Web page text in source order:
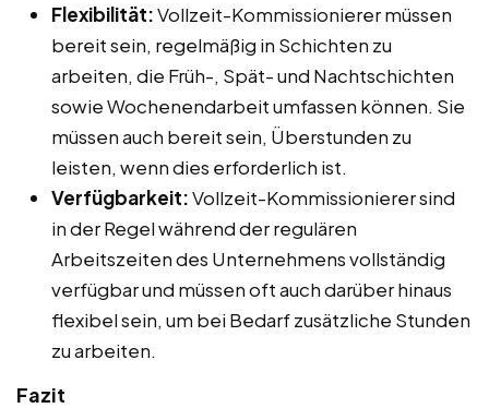
Flexibilität:Vollzeit-Kommissionierer müssen
bereit sein, regelmäßig in Schichten zu
arbeiten, die Früh-, Spät- und Nachtschichten
sowie Wochenendarbeit umfassen können. Sie
müssen auch bereit sein, Überstunden zu
leisten, wenn dies erforderlich ist.
Verfügbarkeit:Vollzeit-Kommissionierer sind
in der Regel während der regulären
Arbeitszeiten des Unternehmens vollständig
verfügbar und müssen oft auch darüber hinaus
flexibel sein, um bei Bedarf zusätzliche Stunden
zu arbeiten.
Fazit